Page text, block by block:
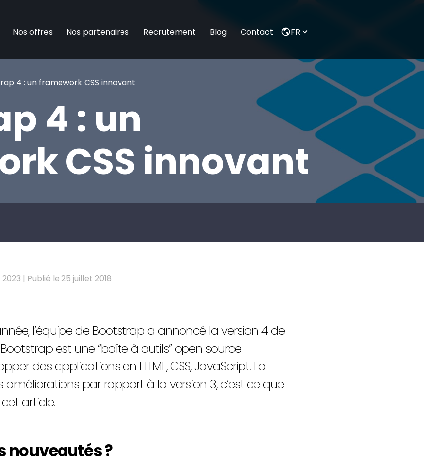
Nos offres Nos partenaires Recrutement Blog Contact FR
4 : un framework CSS innovant
4 : un
CSS innovant
| Publié le 25 juillet 2018
l’équipe de Bootstrap a annoncé la version 4 de
est une “boîte à outils” open source
des applications en HTML, CSS, JavaScript. La
améliorations par rapport à la version 3, c’est ce que
article.
nouveautés ?